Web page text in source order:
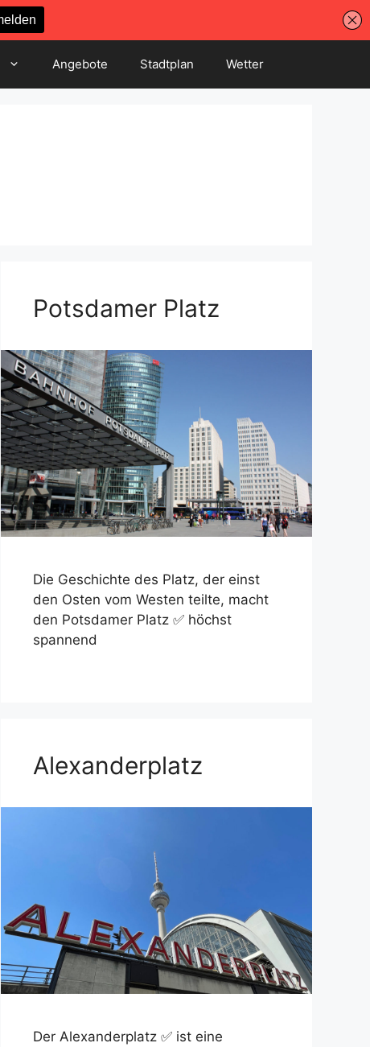
Angebote Stadtplan Wetter
Potsdamer Platz
Die Geschichte des Platz, der einst
den Osten vom Westen teilte, macht
den Potsdamer Platz ✅ höchst
spannend
Alexanderplatz
Der Alexanderplatz ✅ ist eine